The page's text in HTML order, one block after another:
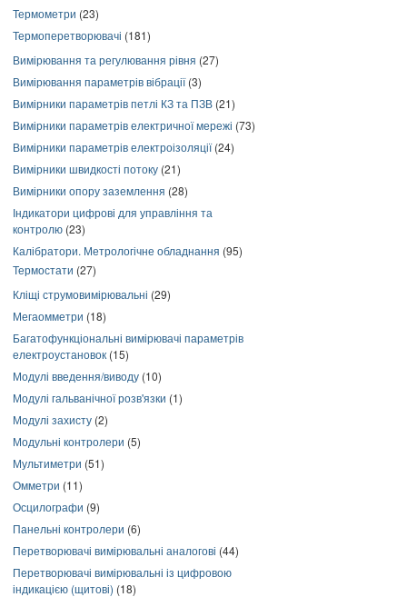
Термометри (23)
Термоперетворювачі (181)
Вимірювання та регулювання рівня (27)
Вимірювання параметрів вібрації(3)
Вимірники параметрів петлі КЗ та ПЗВ (21)
Вимірники параметрів електричної мережі (73)
Вимірники параметрів електроізоляції(24)
Вимірники швидкості потоку (21)
Вимірники опору заземлення (28)
Індикатори цифрові для управління та
контролю (23)
Калібратори. Метрологічне обладнання (95)
Термостати (27)
Кліщі струмовимірювальні (29)
Мегаомметри (18)
Багатофункціональні вимірювачі параметрів
електроустановок (15)
Модулі введення/виводу (10)
Модулі гальванічної розв'язки (1)
Модулі захисту (2)
Модульні контролери (5)
Мультиметри (51)
Омметри (11)
Осцилографи (9)
Панельні контролери (6)
Перетворювачі вимірювальні аналогові (44)
Перетворювачі вимірювальні із цифровою
індикацією (щитові) (18)